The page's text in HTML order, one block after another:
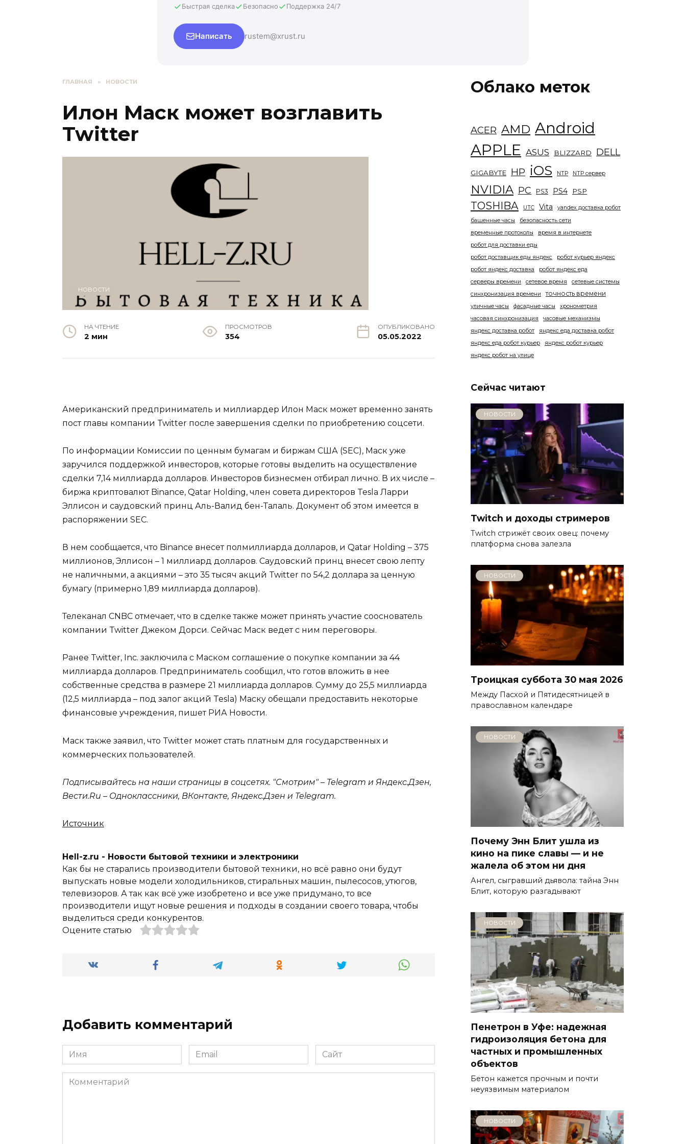
Быстрая сделка Безопасно Поддержка 24/7
Написать rustem@xrust.ru
ГЛАВНАЯ » НОВОСТИ
Илон Маск может возглавить
Twitter
НОВОСТИ
НА ЧТЕНИЕ
2 мин
ПРОСМОТРОВ
354
ОПУБЛИКОВАНО
05.05.2022
Американский предприниматель и миллиардер Илон Маск может временно занять
пост главы компании Twitter после завершения сделки по приобретению соцсети.
По информации Комиссии по ценным бумагам и биржам США (SEC), Маск уже
заручился поддержкой инвесторов, которые готовы выделить на осуществление
сделки 7,14 миллиарда долларов. Инвесторов бизнесмен отбирал лично. В их числе –
биржа криптовалют Binance, Qatar Holding, член совета директоров Tesla Ларри
Эллисон и саудовский принц Аль-Валид бен-Талаль. Документ об этом имеется в
распоряжении SEC.
В нем сообщается, что Binance внесет полмиллиарда долларов, и Qatar Holding – 375
миллионов, Эллисон – 1 миллиард долларов. Саудовский принц внесет свою лепту
не наличными, а акциями – это 35 тысяч акций Twitter по 54,2 доллара за ценную
бумагу (примерно 1,89 миллиарда долларов).
Телеканал CNBC отмечает, что в сделке также может принять участие сооснователь
компании Twitter Джеком Дорси. Сейчас Маск ведет с ним переговоры.
Ранее Twitter, Inc. заключила с Маском соглашение о покупке компании за 44
миллиарда долларов. Предприниматель сообщил, что готов вложить в нее
собственные средства в размере 21 миллиарда долларов. Сумму до 25,5 миллиарда
(12,5 миллиарда – под залог акций Tesla) Маску обещали предоставить некоторые
финансовые учреждения, пишет РИА Новости.
Маск также заявил, что Twitter может стать платным для государственных и
коммерческих пользователей.
Подписывайтесь на наши страницы в соцсетях. "Смотрим" – Telegram и Яндекс.Дзен,
Вести.Ru – Одноклассники, ВКонтакте, Яндекс.Дзен и Telegram.
Источник
Hell-z.ru - Новости бытовой техники и электроники
Как бы не старались производители бытовой техники, но всё равно они будут
выпускать новые модели холодильников, стиральных машин, пылесосов, утюгов,
телевизоров. А так как всё уже изобретено и все уже придумано, то все
производители ищут новые решения и подходы в создании своего товара, чтобы
выделиться среди конкурентов.
Оцените статью
Добавить комментарий
Имя
*
Email
*
Сайт
Комментарий
Облако меток
ACER AMD Android
APPLE ASUS BLIZZARD DELL
GIGABYTE HP iOS NTP NTP сервер
NVIDIA PC PS3 PS4 PSP
TOSHIBA UTC Vita
yandex доставка робот
башенные часы
безопасность сети
временные протоколы
время в интернете
робот для доставки еды
робот доставщик еды яндекс
робот курьер яндекс
робот яндекс доставка
робот яндекс еда
серверы времени
сетевое время
сетевые системы
синхронизация времени
точность времени
уличные часы фасадные часы
хронометрия
часовая синхронизация
часовые механизмы
яндекс доставка робот
яндекс еда доставка робот
яндекс еда робот курьер
яндекс робот курьер
яндекс робот на улице
Сейчас читают
НОВОСТИ
Twitch и доходы стримеров
Twitch стрижёт своих овец: почему
платформа снова залезла
НОВОСТИ
Троицкая суббота 30 мая 2026
Между Пасхой и Пятидесятницей в
православном календаре
НОВОСТИ
Почему Энн Блит ушла из
кино на пике славы — и не
жалела об этом ни дня
Ангел, сыгравший дьявола: тайна Энн
Блит, которую разгадывают
НОВОСТИ
Пенетрон в Уфе: надежная
гидроизоляция бетона для
частных и промышленных
объектов
Бетон кажется прочным и почти
неуязвимым материалом
НОВОСТИ